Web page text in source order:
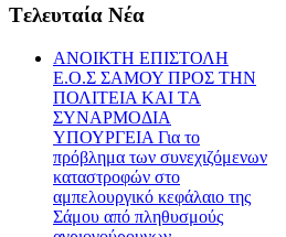
Tελευταία Nέα
ΑΝΟΙΚΤΗ ΕΠΙΣΤΟΛΗ
Ε.Ο.Σ ΣΑΜΟΥ ΠΡΟΣ ΤΗΝ
ΠΟΛΙΤΕΙΑ ΚΑΙ ΤΑ
ΣΥΝΑΡΜΟΔΙΑ
ΥΠΟΥΡΓΕΙΑ Για το
πρόβλημα των συνεχιζόμενων
καταστροφών στο
αμπελουργικό κεφάλαιο της
Σάμου από πληθυσμούς